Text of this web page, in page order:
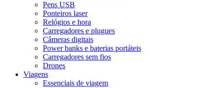
Pens USB
Ponteiros laser
Relógios e hora
Carregadores e plugues
Câmeras digitais
Power banks e baterias portáteis
Carregadores sem fios
Drones
Viagens
Essenciais de viagem